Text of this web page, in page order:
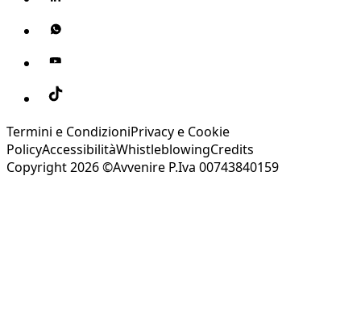
Termini e CondizioniPrivacy e Cookie
PolicyAccessibilitàWhistleblowingCredits
Copyright 2026 ©Avvenire P.Iva 00743840159